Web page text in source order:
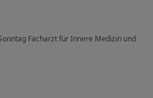
Facharzt für Innere Medizin und